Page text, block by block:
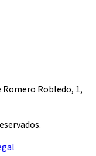
Romero Robledo, 1,